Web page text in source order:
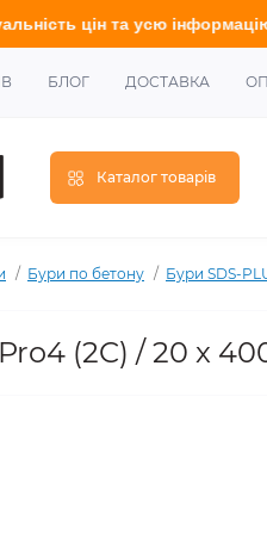
та усю інформацію у
БЛОГ ДОСТАВКА
Каталог товарів
Бури по бетону Бури SDS-
(2C) / 20 x